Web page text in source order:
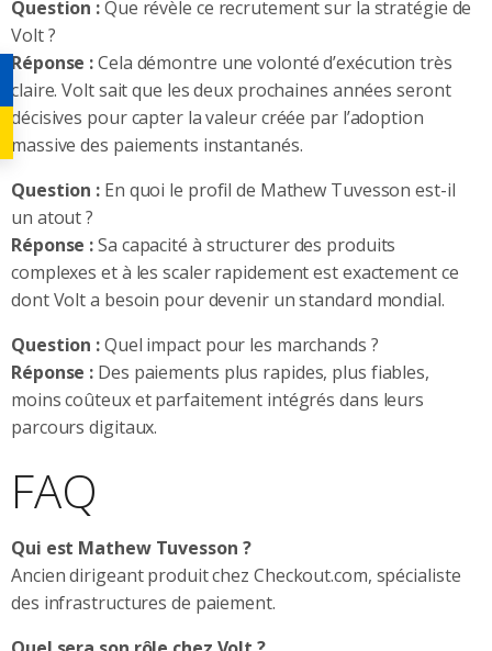
Question :Que révèle ce recrutement sur la stratégie de
Volt ?
Réponse :Cela démontre une volonté d’exécution très
claire. Volt sait que les deux prochaines années seront
décisives pour capter la valeur créée par l’adoption
massive des paiements instantanés.
Question : En quoi le profil de Mathew Tuvesson est-il
un atout ?
Réponse :Sa capacité à structurer des produits
complexes et à les scaler rapidement est exactement ce
dont Volt a besoin pour devenir un standard mondial.
Question :Quel impact pour les marchands ?
Réponse : Des paiements plus rapides, plus fiables,
moins coûteux et parfaitement intégrés dans leurs
parcours digitaux.
FAQ
Qui est Mathew Tuvesson ?
Ancien dirigeant produit chez Checkout.com, spécialiste
des infrastructures de paiement.